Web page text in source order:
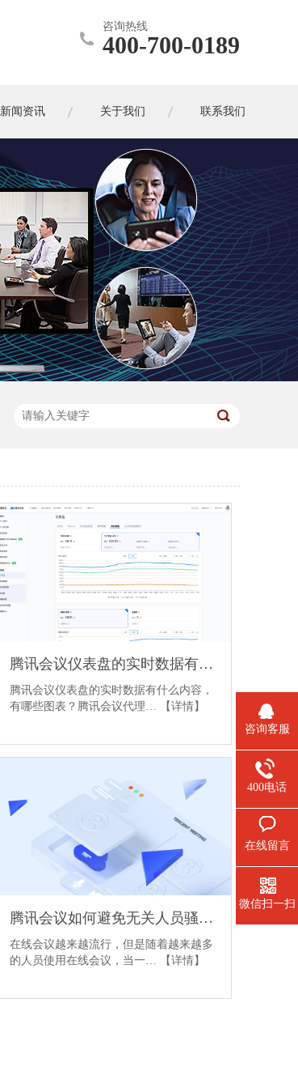
咨询热线
400-700-0189
新闻资讯 关于我们 联系我们
腾讯会议仪表盘的实时数据有什么内容？
腾讯会议仪表盘的实时数据有什么内容，
有哪些图表？腾讯会议代理…
【详情】
腾讯会议如何避免无关人员骚扰，保障会议安全
在线会议越来越流行，但是随着越来越多
的人员使用在线会议，当一…
【详情】
咨询客服
400电话
在线留言
微信扫一扫